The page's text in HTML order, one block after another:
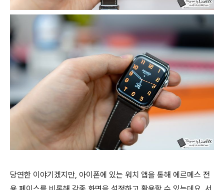
당연한 이야기겠지만, 아이폰에 있는 워치 앱을 통해 에르메스 전